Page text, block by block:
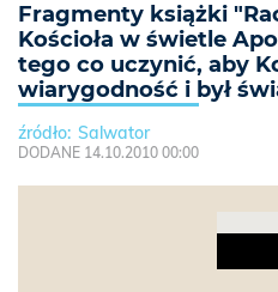
Fragmenty książki
Kościoła w świetle
tego co uczynić, aby
wiarygodność i był
Salwator
DODANE 14.10.2010 00:00